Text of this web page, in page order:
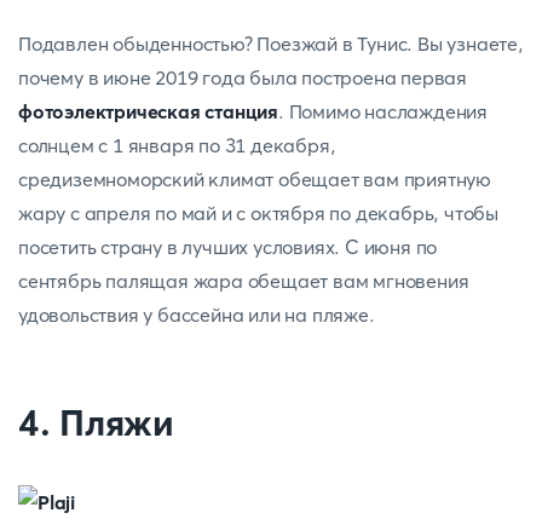
Подавлен обыденностью? Поезжай в Тунис. Вы узнаете,
почему в июне 2019 года была построена первая
фотоэлектрическая станция. Помимо наслаждения
солнцем с 1 января по 31 декабря,
средиземноморский климат обещает вам приятную
жару с апреля по май и с октября по декабрь, чтобы
посетить страну в лучших условиях. С июня по
сентябрь палящая жара обещает вам мгновения
удовольствия у бассейна или на пляже.
4. Пляжи